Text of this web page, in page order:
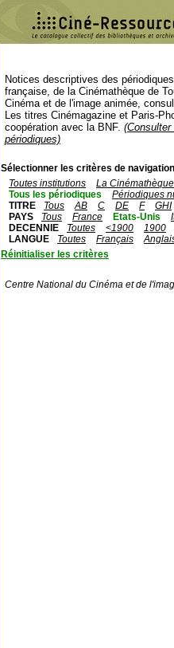
Notices descriptives des
française, de la Cinémathèque de
Cinéma et de l'image animée,
Les titres Cinémagazine et Paris-
coopération avec la BNF.
périodiques)
Sélectionner les critères de
Toutes institutions
La
Tous les périodiques
Périodiques
TITRE
Tous AB C DE F
GHI
PAYS
Tous France Etats-Unis
DECENNIE
Toutes <1900
1900
LANGUE
Toutes Français
Réinitialiser les critères
Centre National du Cinéma et de